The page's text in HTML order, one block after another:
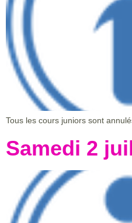
Tous les cours juniors sont
Samedi 2